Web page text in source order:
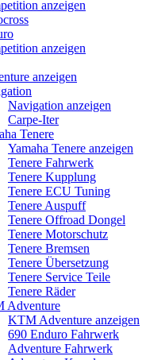
anzeigen
anzeigen
anzeigen
Navigation anzeigen
Carpe-Iter
Tenere
Yamaha Tenere anzeigen
Tenere Fahrwerk
Tenere Kupplung
Tenere ECU Tuning
Tenere Auspuff
Tenere Offroad Dongel
Tenere Motorschutz
Tenere Bremsen
Tenere Übersetzung
Tenere Service Teile
Tenere Räder
Adventure
KTM Adventure anzeigen
690 Enduro Fahrwerk
Adventure Fahrwerk